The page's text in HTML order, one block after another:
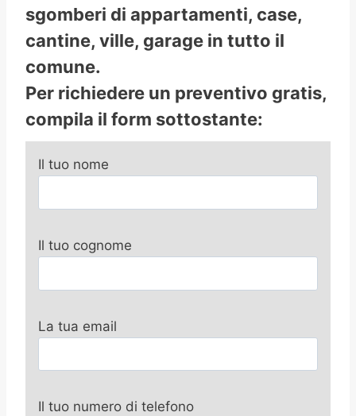
sgomberi di appartamenti, case,
cantine, ville, garage in tutto il
comune.
Per richiedere un preventivo gratis,
compila il form sottostante:
Il tuo nome
Il tuo cognome
La tua email
Il tuo numero di telefono